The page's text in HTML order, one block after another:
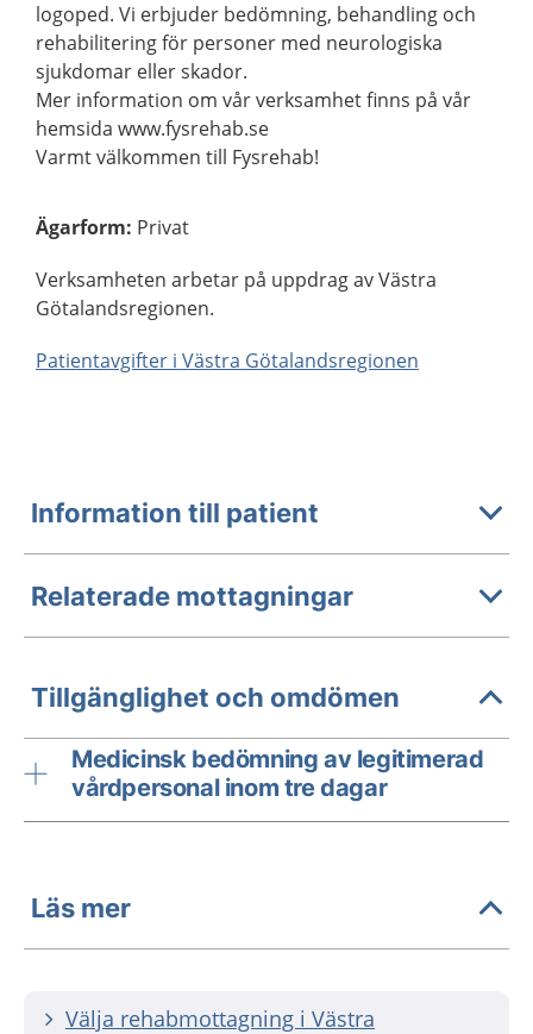
logoped. Vi erbjuder bedömning, behandling och
rehabilitering för personer med neurologiska
sjukdomar eller skador.
Mer information om vår verksamhet finns på vår
hemsida www.fysrehab.se
Varmt välkommen till Fysrehab!
Ägarform: Privat
Verksamheten arbetar på uppdrag av Västra
Götalandsregionen.
Patientavgifter i Västra Götalandsregionen
Information till patient
Relaterade mottagningar
Tillgänglighet och omdömen
Medicinsk bedömning av legitimerad
vårdpersonal inom tre dagar
Läs mer
Välja rehabmottagning i Västra